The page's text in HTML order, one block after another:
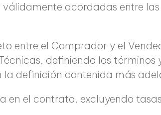
válidamente acordadas entre
entre el Comprador y el
definiendo los
definición contenida más
el contrato, excluyendo